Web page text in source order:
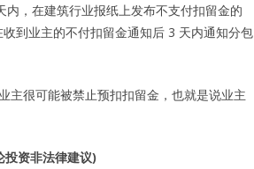
，在建筑行业报纸上发布不支付扣留金的
到业主的不付扣留金通知后 3 天内通知分包
主很可能被禁止预扣扣留金，也就是说业主
投资非法律建议)